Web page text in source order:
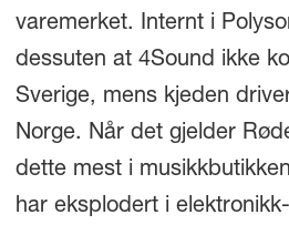
varemerket. Internt i
dessuten at 4Sound ikke
Sverige, mens kjeden
Norge. Når det gjelder
dette mest i
har eksplodert i